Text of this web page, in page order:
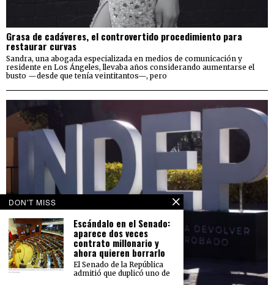
Grasa de cadáveres, el controvertido procedimiento para
restaurar curvas
Sandra, una abogada especializada en medios de comunicación y
residente en Los Ángeles, llevaba años considerando aumentarse el
busto —desde que tenía veintitantos—, pero
DON'T MISS
Escándalo en el Senado:
aparece dos veces
contrato millonario y
ahora quieren borrarlo
El Senado de la República
admitió que duplicó uno de